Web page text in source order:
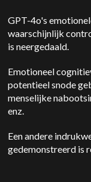
GPT-4o's
waarschijnlijk
is neergedaald.
Emotioneel
potentieel snode
menselijke
enz.
Een andere
gedemonstreerd is